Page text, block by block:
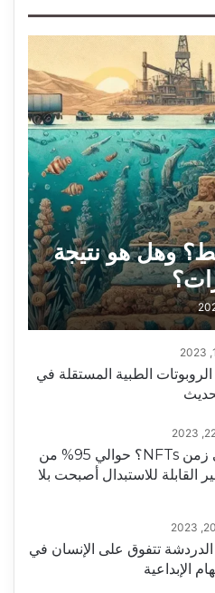
وهل هو نتيجة
الطبية المستقلة في
هل انتهى زمن NFTs؟ حوالي 95% من
القابلة للاستبدال أصبحت بلا
الدردشة تتفوق على الإنسان في
الإبداعية